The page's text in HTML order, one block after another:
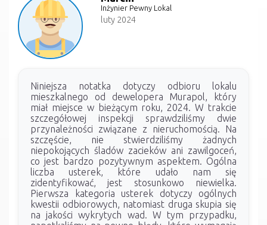
Inżynier Pewny Lokal
luty 2024
Niniejsza notatka dotyczy odbioru lokalu
mieszkalnego od dewelopera Murapol, który
miał miejsce w bieżącym roku, 2024. W trakcie
szczegółowej inspekcji sprawdziliśmy dwie
przynależności związane z nieruchomością. Na
szczęście, nie stwierdziliśmy żadnych
niepokojących śladów zacieków ani zawilgoceń,
co jest bardzo pozytywnym aspektem. Ogólna
liczba usterek, które udało nam się
zidentyfikować, jest stosunkowo niewielka.
Pierwsza kategoria usterek dotyczy ogólnych
kwestii odbiorowych, natomiast druga skupia się
na jakości wykrytych wad. W tym przypadku,